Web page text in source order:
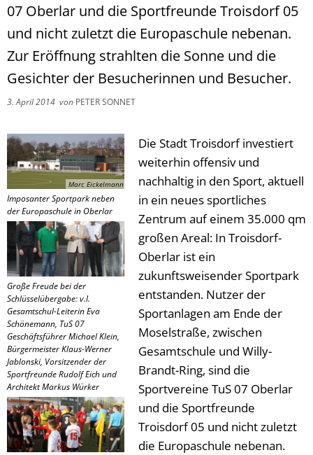
07 Oberlar und die Sportfreunde Troisdorf 05
und nicht zuletzt die Europaschule nebenan.
Zur Eröffnung strahlten die Sonne und die
Gesichter der Besucherinnen und Besucher.
3. April 2014 von PETER SONNET
Marc Eickelmann
Imposanter Sportpark neben
der Europaschule in Oberlar
Große Freude bei der
Schlüsselübergabe: v.l.
Gesamtschul-Leiterin Eva
Schönemann, TuS 07
Geschäftsführer Michael Klein,
Bürgermeister Klaus-Werner
Jablonski, Vorsitzender der
Sportfreunde Rudolf Eich und
Architekt Markus Würker
Die Stadt Troisdorf investiert
weiterhin offensiv und
nachhaltig in den Sport, aktuell
in ein neues sportliches
Zentrum auf einem 35.000 qm
großen Areal: In Troisdorf-
Oberlar ist ein
zukunftsweisender Sportpark
entstanden. Nutzer der
Sportanlagen am Ende der
Moselstraße, zwischen
Gesamtschule und Willy-
Brandt-Ring, sind die
Sportvereine TuS 07 Oberlar
und die Sportfreunde
Troisdorf 05 und nicht zuletzt
die Europaschule nebenan.